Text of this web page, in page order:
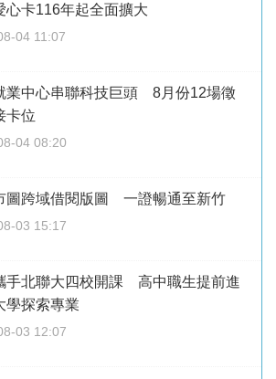
心卡116年起全面擴大
04 11:07
業中心串聯科技巨頭 8月份12場徵
卡位
04 08:20
圖跨域借閱版圖 一證暢通至新竹
03 15:17
手北聯大四校開課 高中職生提前進
學探索專業
03 12:07